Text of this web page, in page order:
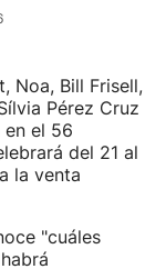
Noa, Bill Frisell,
Pérez Cruz
en el 56
del 21 al
la venta
"cuáles